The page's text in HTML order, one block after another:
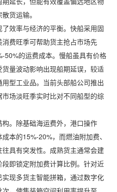
货运输。
效率与经济的平衡。快船采用固
费旺季可帮助货主抢占市场先
50%的运费成本。慢船虽具有价格
量波动影响出现船期延误，较适
型工业品。当前头部船公司推出
场淡旺季实时比对不同船型的综
。除基础海运费外，港口操作
本的15%-20%，而燃油附加费、
具有突发性。成熟货主通常会建
即锁定附加费计算比例。针对近
现多货主智能拼箱，通过数字化